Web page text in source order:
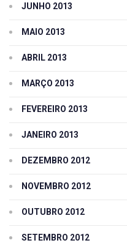
JUNHO 2013
MAIO 2013
ABRIL 2013
MARÇO 2013
FEVEREIRO 2013
JANEIRO 2013
DEZEMBRO 2012
NOVEMBRO 2012
OUTUBRO 2012
SETEMBRO 2012